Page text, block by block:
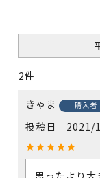
2
きゃま 購入者
投稿日
2021/